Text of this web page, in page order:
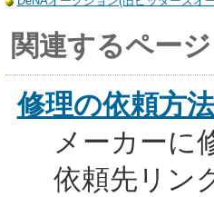
関連するページ
修理の依頼方法
メーカーに
依頼先リン